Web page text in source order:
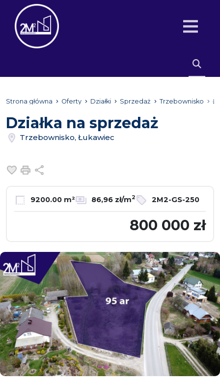
Strona główna Oferty Działki Sprzedaż Trzebownisko
Działka na sprzedaż
Trzebownisko, Łukawiec
Dodaj do ulubionych
Drukuj
9200.00 m² 86,96 zł/m2 2M2-GS-250
800 000 zł